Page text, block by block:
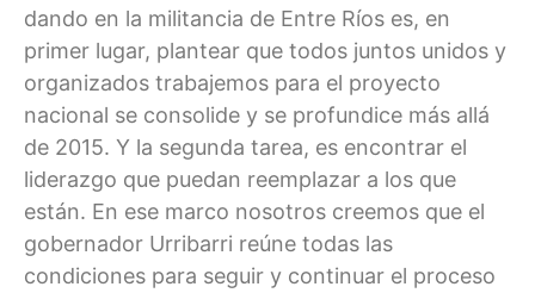
dando en la militancia de Entre Ríos es, en
primer lugar, plantear que todos juntos unidos y
organizados trabajemos para el proyecto
nacional se consolide y se profundice más allá
de 2015. Y la segunda tarea, es encontrar el
liderazgo que puedan reemplazar a los que
están. En ese marco nosotros creemos que el
gobernador Urribarri reúne todas las
condiciones para seguir y continuar el proceso